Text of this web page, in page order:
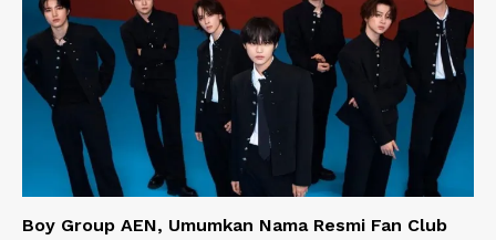
Boy Group AEN, Umumkan Nama Resmi Fan Club